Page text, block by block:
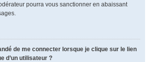
pourra vous sanctionner en abaissant
de me connecter lorsque je clique sur le lien
d’un utilisateur ?